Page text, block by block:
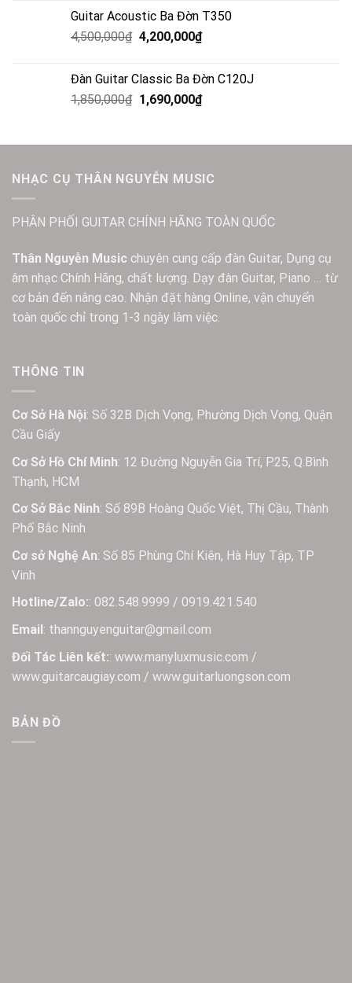
Guitar Acoustic Ba Đờn T350
4,500,000₫ 4,200,000₫
Đàn Guitar Classic Ba Đờn C120J
1,850,000₫ 1,690,000₫
NHẠC CỤ THÂN NGUYỄN MUSIC
PHÂN PHỐI GUITAR CHÍNH HÃNG TOÀN QUỐC
Thân Nguyễn Music chuyên cung cấp đàn Guitar, Dụng cụ
âm nhạc Chính Hãng, chất lượng. Dạy đàn Guitar, Piano … từ
cơ bản đến nâng cao. Nhận đặt hàng Online, vận chuyển
toàn quốc chỉ trong 1-3 ngày làm việc.
THÔNG TIN
Cơ Sở Hà Nội: Số 32B Dịch Vọng, Phường Dịch Vọng, Quận
Cầu Giấy
Cơ Sở Hồ Chí Minh: 12 Đường Nguyễn Gia Trí, P.25, Q.Bình
Thạnh, HCM
Cơ Sở Bắc Ninh: Số 89B Hoàng Quốc Việt, Thị Cầu, Thành
Phố Bắc Ninh
Cơ sở Nghệ An: Số 85 Phùng Chí Kiên, Hà Huy Tập, TP
Vinh
Hotline/Zalo:: 082.548.9999 / 0919.421.540
Email: thannguyenguitar@gmail.com
Đối Tác Liên kết:: www.manyluxmusic.com /
www.guitarcaugiay.com / www.guitarluongson.com
BẢN ĐỒ